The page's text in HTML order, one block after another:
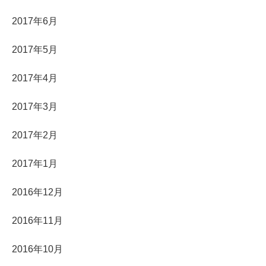
2017年6月
2017年5月
2017年4月
2017年3月
2017年2月
2017年1月
2016年12月
2016年11月
2016年10月